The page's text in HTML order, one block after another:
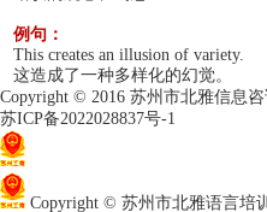
例句：
This creates an illusion of variety.
这造成了一种多样化的幻觉。
Copyright © 2016 苏州市北雅信息
苏ICP备2022028837号-1
Copyright © 苏州市北雅语言培